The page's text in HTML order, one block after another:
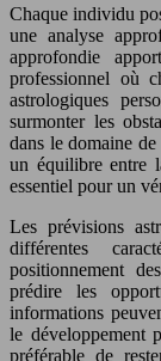
Chaque individu
une analyse
approfondie
professionnel où
astrologiques
surmonter les
dans le domaine
un équilibre entre
essentiel pour un
Les prévisions
différentes
positionnement
prédire les
informations
le développement
préférable de